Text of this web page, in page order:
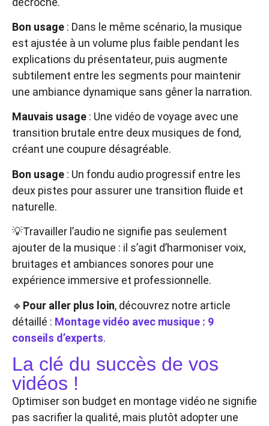
Bon usage : Dans le même scénario, la musique
est ajustée à un volume plus faible pendant les
explications du présentateur, puis augmente
subtilement entre les segments pour maintenir
une ambiance dynamique sans gêner la narration.
Mauvais usage : Une vidéo de voyage avec une
transition brutale entre deux musiques de fond,
créant une coupure désagréable.
Bon usage : Un fondu audio progressif entre les
deux pistes pour assurer une transition fluide et
naturelle.
💡Travailler l’audio ne signifie pas seulement
ajouter de la musique : il s’agit d’harmoniser voix,
bruitages et ambiances sonores pour une
expérience immersive et professionnelle.
🔹 Pour aller plus loin, découvrez notre article
détaillé : Montage vidéo avec musique : 9
conseils d’experts.
La clé du succès de vos
vidéos !
Optimiser son budget en montage vidéo ne signifie
pas sacrifier la qualité, mais plutôt adopter une